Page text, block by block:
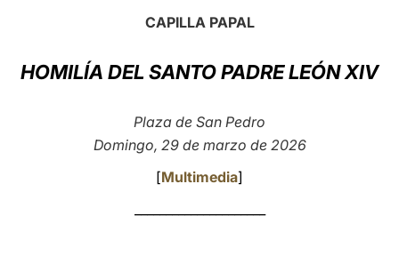
CAPILLA PAPAL
HOMILÍA DEL SANTO PADRE LEÓN XIV
Plaza de San Pedro
Domingo, 29 de marzo de 2026
[Multimedia]